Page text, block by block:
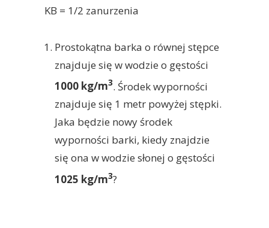
KB = 1/2 zanurzenia
Prostokątna barka o równej stępce
znajduje się w wodzie o gęstości
1000 kg/m3. Środek wyporności
znajduje się 1 metr powyżej stępki.
Jaka będzie nowy środek
wyporności barki, kiedy znajdzie
się ona w wodzie słonej o gęstości
1025 kg/m3?